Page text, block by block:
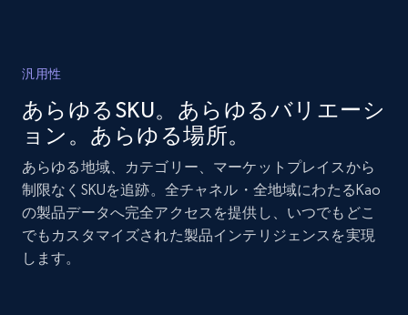
more.
2.1K+ 375+ 今すぐ始める
Amazon products global dataset - Collect
Amazon products by seller URL
Title, Seller name, Brand, Description, Initial
汎用性
あらゆるSKU。あらゆるバリエーシ
ョン。あらゆる場所。
あらゆる地域、カテゴリー、マーケットプレイスから
制限なくSKUを追跡。全チャネル・全地域にわたるKao
の製品データへ完全アクセスを提供し、いつでもどこ
でもカスタマイズされた製品インテリジェンスを実現
します。